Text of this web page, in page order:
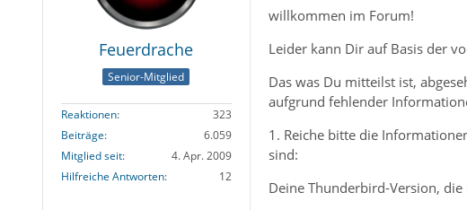
Feuerdrache
Senior-Mitglied
Reaktionen
323
Beiträge
6.059
Mitglied seit
4. Apr. 2009
Hilfreiche Antworten
12
willkommen im Forum!
Leider kann Dir auf Basis der
Das was Du mitteilst ist,
aufgrund fehlender
1. Reiche bitte die
sind:
Deine Thunderbird-Version, die